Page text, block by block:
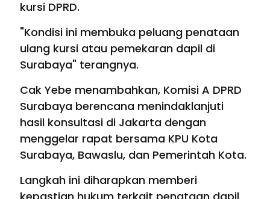
kursi DPRD.
"Kondisi ini membuka peluang penataan
ulang kursi atau pemekaran dapil di
Surabaya" terangnya.
Cak Yebe menambahkan, Komisi A DPRD
Surabaya berencana menindaklanjuti
hasil konsultasi di Jakarta dengan
menggelar rapat bersama KPU Kota
Surabaya, Bawaslu, dan Pemerintah Kota.
Langkah ini diharapkan memberi